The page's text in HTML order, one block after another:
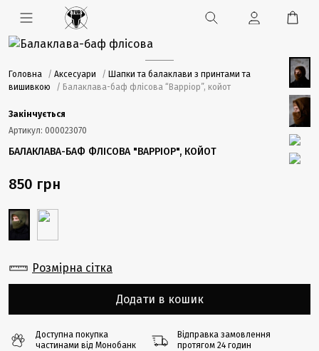
Головна / Аксесуари / Шапки та балаклави з принтами та
вишивкою
/ Балаклава-баф флісова “Варріор”, койот
Закінчується
Артикул: 000023070
БАЛАКЛАВА-БАФ ФЛІСОВА "ВАРРІОР", КОЙОТ
850 грн
Розмірна сітка
Додати в кошик
Доступна покупка
частинами від Монобанк
Відправка замовлення
протягом 24 годин